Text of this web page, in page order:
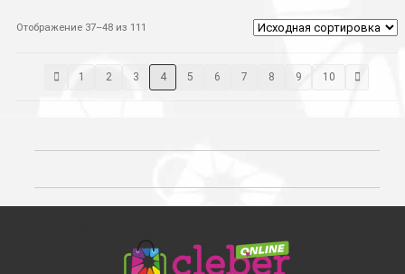
Отображение 37–48 из 111
1 2 3 4 5 6 7 8 9 10